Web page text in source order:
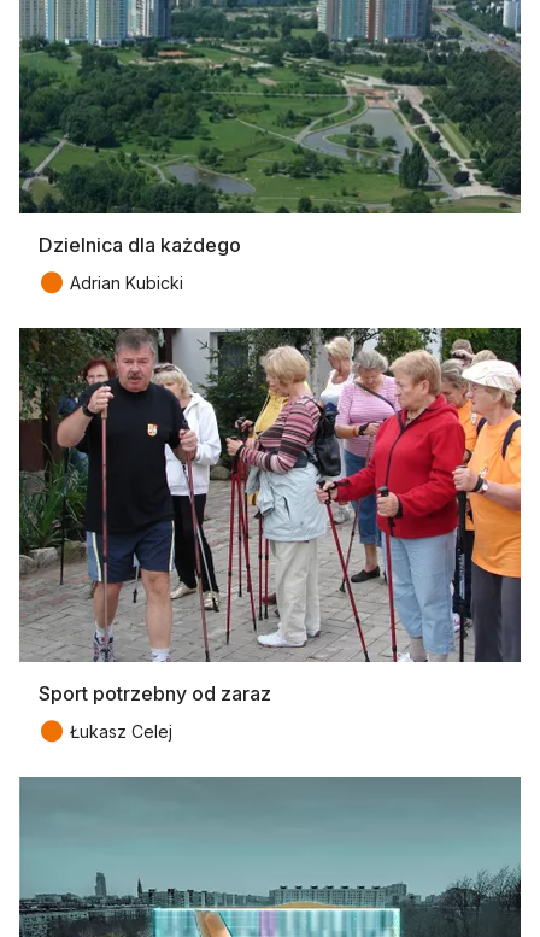
Dzielnica dla każdego
● Adrian Kubicki
Sport potrzebny od zaraz
● Łukasz Celej